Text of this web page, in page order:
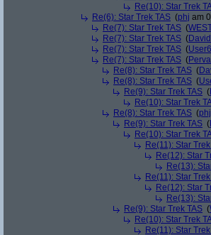
Re(10): Star Trek
Re(6): Star Trek TAS (phj am
Re(7): Star Trek TAS (
Re(7): Star Trek TAS (
Re(7): Star Trek TAS (
Re(7): Star Trek TAS (
Re(8): Star Trek TAS (
Re(8): Star Trek TAS (
Re(9): Star Trek TAS (
Re(10): Star Trek
Re(8): Star Trek TAS (phj
Re(9): Star Trek TAS (
Re(10): Star Trek
Re(11): Star
Re(12): Star
Re(13):
Re(11): Star
Re(12): Star
Re(13):
Re(9): Star Trek TAS (
Re(10): Star Trek
Re(11): Star